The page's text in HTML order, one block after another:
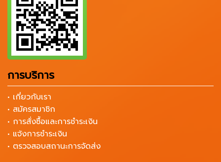
การบริการ
• เกี่ยวกับเรา
• สมัครสมาชิก
• การสั่งซื้อและการชำระเงิน
• แจ้งการชำระเงิน
• ตรวจสอบสถานะการจัดส่ง